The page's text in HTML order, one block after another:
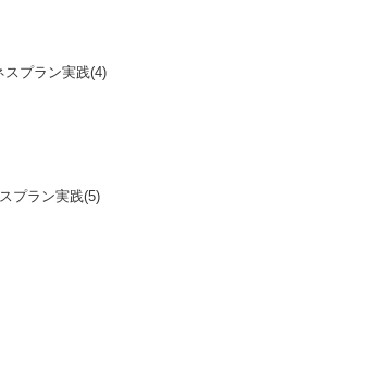
プラン実践(4)
プラン実践(5)